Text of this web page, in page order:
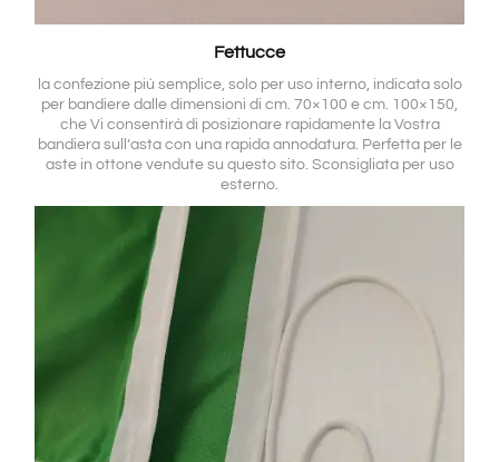
Fettucce
la confezione più semplice, solo per uso interno, indicata solo
per bandiere dalle dimensioni di cm. 70×100 e cm. 100×150,
che Vi consentirà di posizionare rapidamente la Vostra
bandiera sull’asta con una rapida annodatura. Perfetta per le
aste in ottone vendute su questo sito. Sconsigliata per uso
esterno.